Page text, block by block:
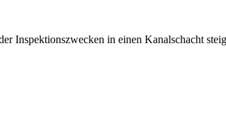
Inspektionszwecken in einen Kanalschacht